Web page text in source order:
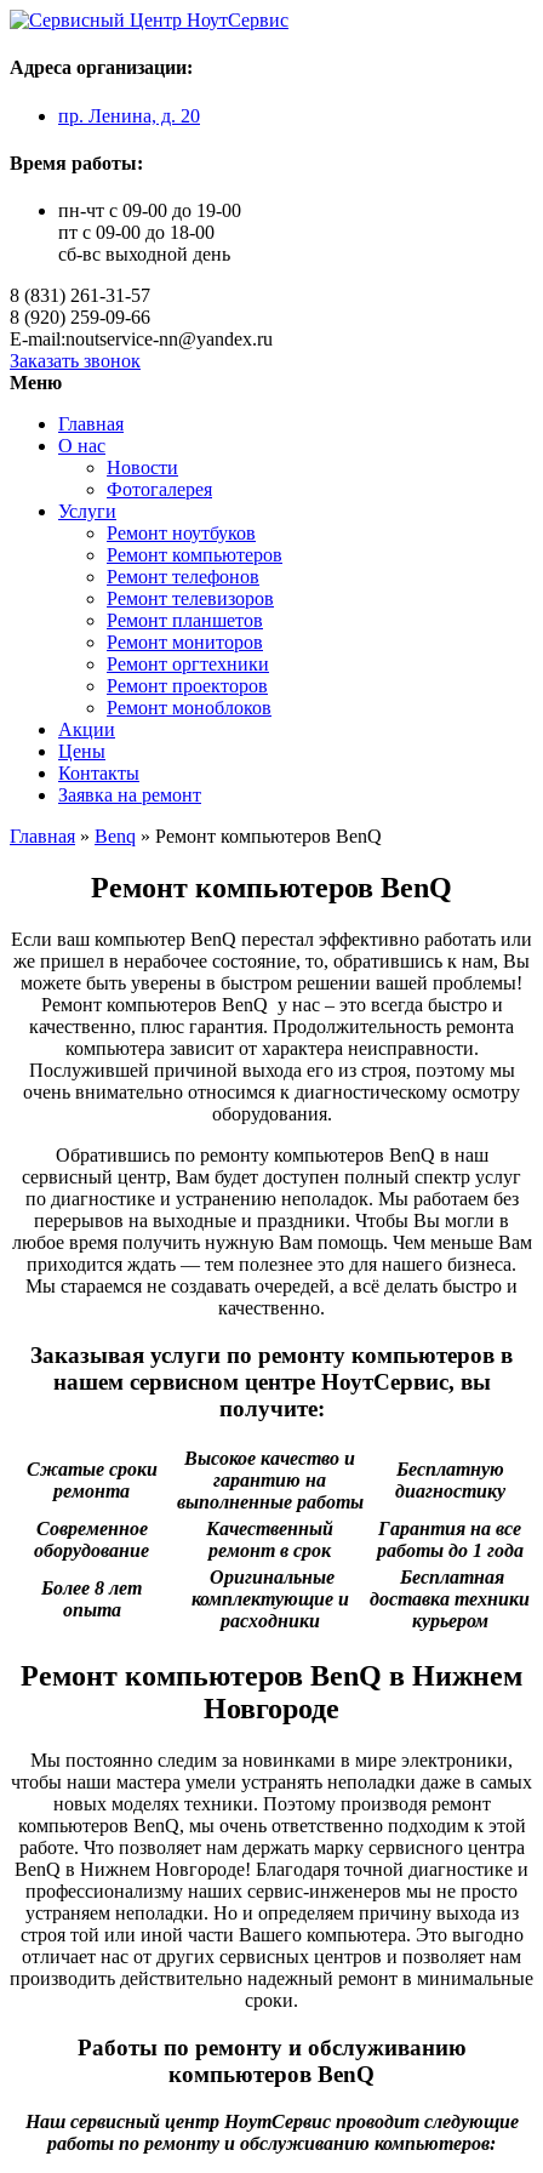
Адреса организации:
пр. Ленина, д. 20
Время работы:
пн-чт с 09-00 до 19-00
пт с 09-00 до 18-00
сб-вс выходной день
8 (831) 261-31-57
8 (920) 259-09-66
E-mail:noutservice-nn@yandex.ru
Заказать звонок
Меню
Главная
О нас
Новости
Фотогалерея
Услуги
Ремонт ноутбуков
Ремонт компьютеров
Ремонт телефонов
Ремонт телевизоров
Ремонт планшетов
Ремонт мониторов
Ремонт оргтехники
Ремонт проекторов
Ремонт моноблоков
Акции
Цены
Контакты
Заявка на ремонт
Главная » Benq » Ремонт компьютеров BenQ
Ремонт компьютеров BenQ
Если ваш компьютер BenQ перестал эффективно работать или
же пришел в нерабочее состояние, то, обратившись к нам, Вы
можете быть уверены в быстром решении вашей проблемы!
Ремонт компьютеров BenQ у нас – это всегда быстро и
качественно, плюс гарантия. Продолжительность ремонта
компьютера зависит от характера неисправности.
Послужившей причиной выхода его из строя, поэтому мы
очень внимательно относимся к диагностическому осмотру
оборудования.
Обратившись по ремонту компьютеров BenQ в наш
сервисный центр, Вам будет доступен полный спектр услуг
по диагностике и устранению неполадок. Мы работаем без
перерывов на выходные и праздники. Чтобы Вы могли в
любое время получить нужную Вам помощь. Чем меньше Вам
приходится ждать — тем полезнее это для нашего бизнеса.
Мы стараемся не создавать очередей, а всё делать быстро и
качественно.
Заказывая услуги по ремонту компьютеров в
нашем сервисном центре НоутСервис, вы
получите:
Сжатые сроки
ремонта
Высокое качество и
гарантию на
выполненные работы
Бесплатную
диагностику
Современное
оборудование
Качественный
ремонт в срок
Гарантия на все
работы до 1 года
Более 8 лет
опыта
Оригинальные
комплектующие и
расходники
Бесплатная
доставка техники
курьером
Ремонт компьютеров BenQ в Нижнем
Новгороде
Мы постоянно следим за новинками в мире электроники,
чтобы наши мастера умели устранять неполадки даже в самых
новых моделях техники. Поэтому производя ремонт
компьютеров BenQ, мы очень ответственно подходим к этой
работе. Что позволяет нам держать марку сервисного центра
BenQ в Нижнем Новгороде! Благодаря точной диагностике и
профессионализму наших сервис-инженеров мы не просто
устраняем неполадки. Но и определяем причину выхода из
строя той или иной части Вашего компьютера. Это выгодно
отличает нас от других сервисных центров и позволяет нам
производить действительно надежный ремонт в минимальные
сроки.
Работы по ремонту и обслуживанию
компьютеров BenQ
Наш сервисный центр НоутСервис проводит следующие
работы по ремонту и обслуживанию компьютеров: